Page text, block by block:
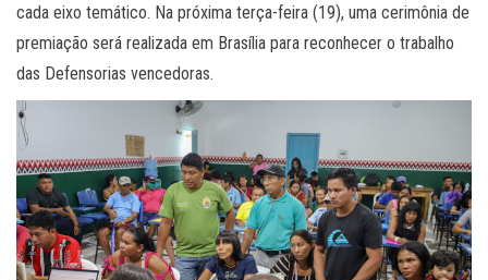
cada eixo temático. Na próxima terça-feira (19), uma cerimônia de
premiação será realizada em Brasília para reconhecer o trabalho
das Defensorias vencedoras.